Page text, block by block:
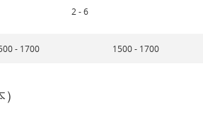
2 - 6
- 1700 1500 - 1700